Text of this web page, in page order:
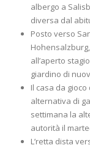
albergo a
diversa dal
Posto verso
all’aperto
giardino di
Il casa da
alternativa di
settimana la
autorità il
L’retta dista